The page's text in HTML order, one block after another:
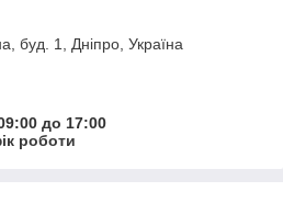
буд. 1, Дніпро, Україна
до 17:00
роботи